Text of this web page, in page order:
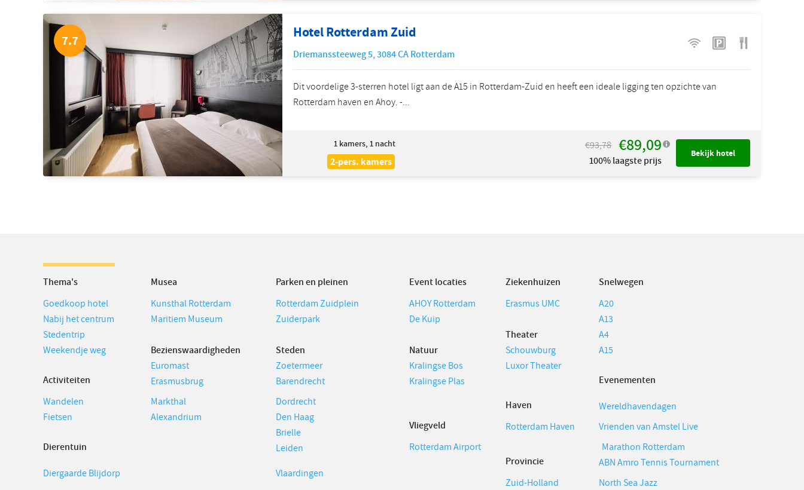
7.7 Hotel Rotterdam Zuid
Driemanssteeweg 5,3084 CARotterdam
Dit voordelige 3-sterren hotel ligt aan de A15 in Rotterdam-Zuid en heeft een ideale ligging ten opzichte van
Rotterdam haven en Ahoy. -...
1 kamers, 1 nacht
2-pers. kamers
€93,78 €89,09
100% laagste prijs
Bekijk hotel
Thema's Musea
Parken en pleinen
Goedkoop hotel
Kunsthal Rotterdam
Rotterdam Zuidplein
Nabij het centrum
Maritiem Museum
Zuiderpark
Stedentrip
Weekendje weg
Bezienswaardigheden
Steden
Euromast
Zoetermeer
Activiteiten
Erasmusbrug
Barendrecht
Wandelen
Markthal
Dordrecht
Fietsen
Alexandrium
Den Haag
Brielle
Dierentuin
Leiden
Diergaarde Blijdorp
Vlaardingen
Event locaties Ziekenhuizen
Snelwegen
AHOY Rotterdam
Erasmus UMC
A20
De Kuip
A13
Theater
A4
Natuur
Schouwburg
A15
Kralingse Bos
Luxor Theater
Kralingse Plas
Evenementen
Haven
Wereldhavendagen
Vliegveld
Rotterdam Haven
Vrienden van Amstel Live
Rotterdam Airport
Marathon Rotterdam
Provincie
ABN Amro Tennis Tournament
Zuid-Holland
North Sea Jazz